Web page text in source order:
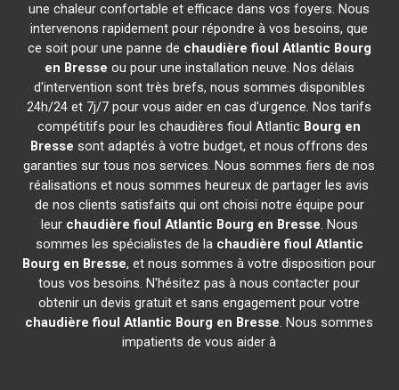
une chaleur confortable et efficace dans vos foyers. Nous
intervenons rapidement pour répondre à vos besoins, que
ce soit pour une panne de chaudière fioul Atlantic Bourg
en Bresse ou pour une installation neuve. Nos délais
d'intervention sont très brefs, nous sommes disponibles
24h/24 et 7j/7 pour vous aider en cas d'urgence. Nos tarifs
compétitifs pour les chaudières fioul Atlantic Bourg en
Bresse sont adaptés à votre budget, et nous offrons des
garanties sur tous nos services. Nous sommes fiers de nos
réalisations et nous sommes heureux de partager les avis
de nos clients satisfaits qui ont choisi notre équipe pour
leur chaudière fioul Atlantic Bourg en Bresse. Nous
sommes les spécialistes de la chaudière fioul Atlantic
Bourg en Bresse, et nous sommes à votre disposition pour
tous vos besoins. N'hésitez pas à nous contacter pour
obtenir un devis gratuit et sans engagement pour votre
chaudière fioul Atlantic Bourg en Bresse. Nous sommes
impatients de vous aider à